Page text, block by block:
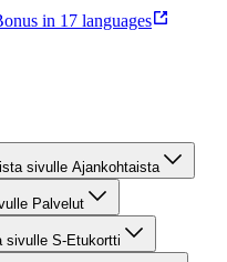
in 17 languages
sivulle Ajankohtaista
Palvelut
sivulle S-Etukortti